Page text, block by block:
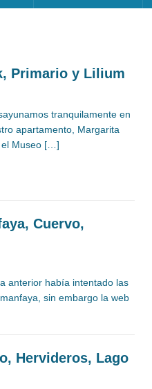
Primario y Lilium
tranquilamente en
apartamento, Margarita
Museo […]
Cuervo,
anterior había intentado las
sin embargo la web
Hervideros, Lago